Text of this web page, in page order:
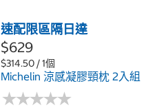
速配限區隔日達
$629
$314.50 / 1個
Michelin 涼感凝膠頸枕 2入組
★★★★★
★★★★★